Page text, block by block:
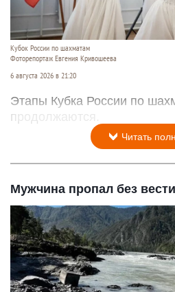
Кубок России по шахматам
Фоторепортаж Евгения Кривошеева
6 августа 2026 в 21:20
Этапы Кубка России по
продолжаются.
Читать
Мужчина пропал без